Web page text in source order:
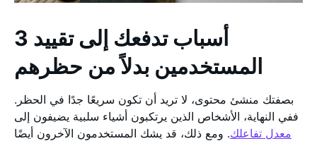
3 أسباب تدفعك إلى تقييد
بصفتك منشئ محتوى، لا تريد أن تكون سريعًا جدًا في الحظر.
ففي النهاية، الأشخاص الذين يرتكبون أشياء سلبية يضيفون إلى
معدل تفاعلك. ومع ذلك، قد يشك المستخدمون الآخرون أيضًا